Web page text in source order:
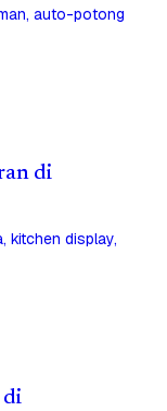
auto-potong
di
kitchen display,
di